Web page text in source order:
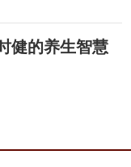
健的养生智慧